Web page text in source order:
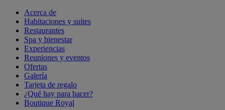
Acerca de
Habitaciones y suites
Restaurantes
Spa y bienestar
Experiencias
Reuniones y eventos
Ofertas
Galería
Tarjeta de regalo
¿Qué hay para hacer?
Boutique Royal